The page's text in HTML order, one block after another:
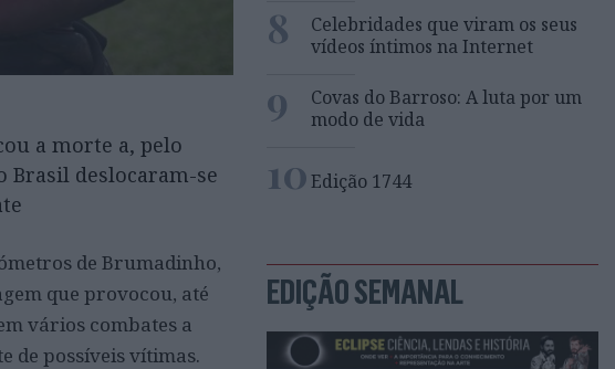
a morte a, pelo
Brasil deslocaram-se
de Brumadinho,
que provocou, até
vários combates a
de possíveis vítimas.
8
Celebridades que viram os seus
vídeos íntimos na Internet
9
Covas do Barroso: A luta por um
modo de vida
10Edição 1744
EDIÇÃO SEMANAL